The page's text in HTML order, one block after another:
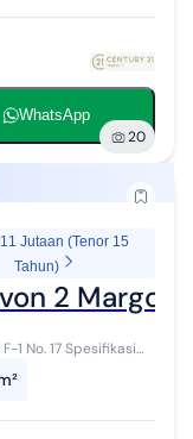
WhatsApp
20
Jutaan (Tenor 15
Tahun)
2
Spesifikasi
lantai: 3 Hadap